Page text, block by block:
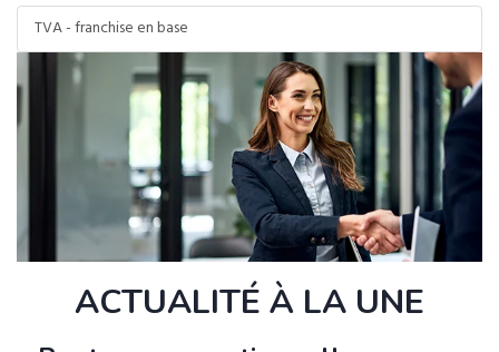
TVA - franchise en base
ACTUALITÉ À LA UNE